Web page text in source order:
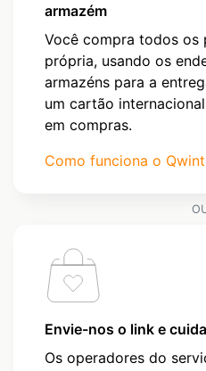
armazém
Você compra todos os
própria, usando os
armazéns para a
um cartão
em compras.
Como funciona o
Envie-nos o link e
Os operadores do